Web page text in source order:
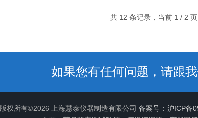
共 12 条记录，当前 1 / 2
如果您有任何问题，请跟我
版权所有©2026 上海慧泰仪器制造有限公司 备案号：沪ICP备